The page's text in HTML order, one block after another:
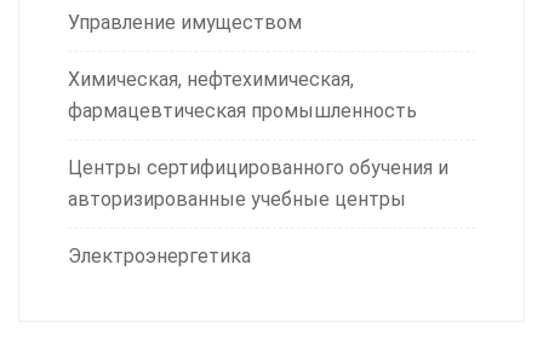
Управление имуществом
Химическая, нефтехимическая,
фармацевтическая промышленность
Центры сертифицированного обучения и
авторизированные учебные центры
Электроэнергетика